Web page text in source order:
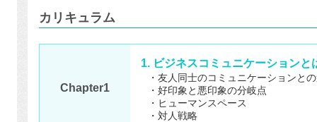
カリキュラム
Chapter1
1. ビジネスコミュニケーションと
・友人同士のコミュニケーションと
・好印象と悪印象の分岐点
・ヒューマンスペース
・対人戦略